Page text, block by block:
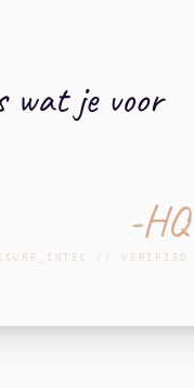
wat je voor
-HQ
// VERIFIED